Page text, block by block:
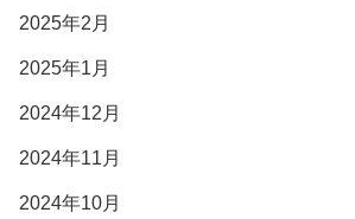
2025年2月
2025年1月
2024年12月
2024年11月
2024年10月